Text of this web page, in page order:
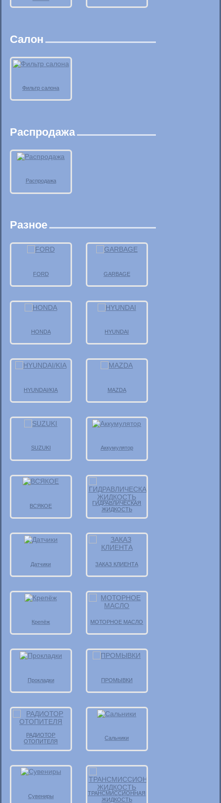
Салон
Фильтр салона
Распродажа
Распродажа
Разное
FORD GARBAGE
HONDA HYUNDAI
HYUNDAI/KIA MAZDA
SUZUKI Аккумулятор
ВСЯКОЕ
ГИДРАВЛИЧЕСКАЯ
ЖИДКОСТЬ
Датчики ЗАКАЗ КЛИЕНТА
Крепёж МОТОРНОЕ МАСЛО
Прокладки ПРОМЫВКИ
РАДИОТОР
ОТОПИТЕЛЯ
Сальники
Сувениры
ТРАНСМИССИОННАЯ
ЖИДКОСТЬ